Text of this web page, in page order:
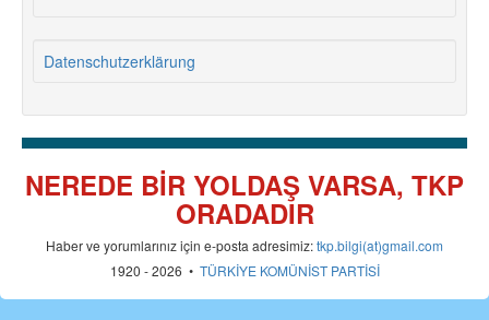
Datenschutzerklärung
NEREDE BİR YOLDAŞ VARSA, TKP
ORADADIR
Haber ve yorumlarınız için e-posta adresimiz:tkp.bilgi(at)gmail.com
1920 - 2026 • TÜRKİYE KOMÜNİST PARTİSİ